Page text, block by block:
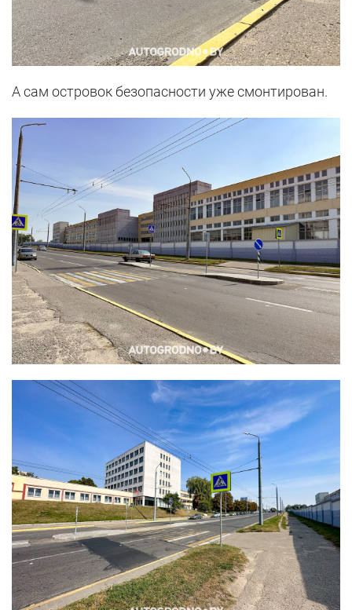
А сам островок безопасности уже смонтирован.